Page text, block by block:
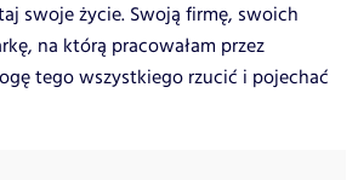
swoje życie. Swoją firmę, swoich
na którą pracowałam przez
tego wszystkiego rzucić i pojechać